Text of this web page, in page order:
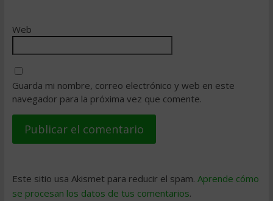
Web
Guarda mi nombre, correo electrónico y web en este
navegador para la próxima vez que comente.
Este sitio usa Akismet para reducir el spam. Aprende cómo
se procesan los datos de tus comentarios.